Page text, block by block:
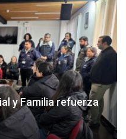
y Familia refuerza